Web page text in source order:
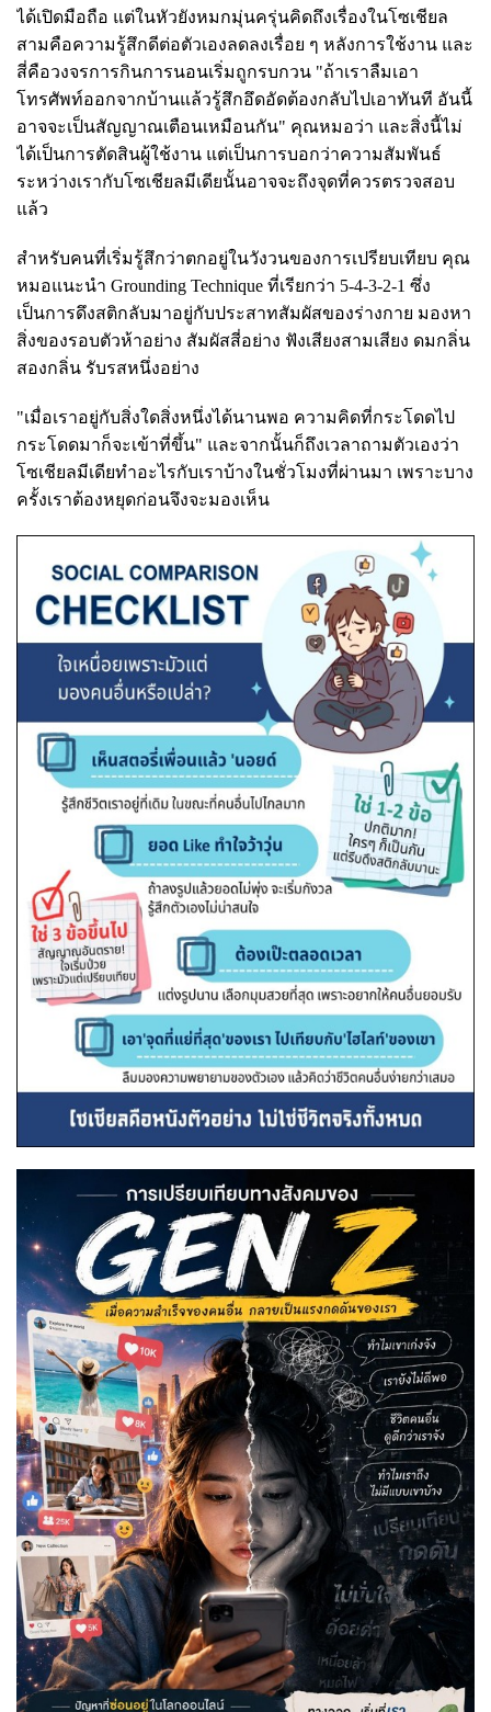
ได้เปิดมือถือ แต่ในหัวยังหมกมุ่นครุ่นคิดถึงเรื่องในโซเชียล
สามคือความรู้สึกดีต่อตัวเองลดลงเรื่อย ๆ หลังการใช้งาน และ
สี่คือวงจรการกินการนอนเริ่มถูกรบกวน "ถ้าเราลืมเอา
โทรศัพท์ออกจากบ้านแล้วรู้สึกอึดอัดต้องกลับไปเอาทันที อันนี้
อาจจะเป็นสัญญาณเตือนเหมือนกัน" คุณหมอว่า และสิ่งนี้ไม่
ได้เป็นการตัดสินผู้ใช้งาน แต่เป็นการบอกว่าความสัมพันธ์
ระหว่างเรากับโซเชียลมีเดียนั้นอาจจะถึงจุดที่ควรตรวจสอบ
แล้ว
สำหรับคนที่เริ่มรู้สึกว่าตกอยู่ในวังวนของการเปรียบเทียบ คุณ
หมอแนะนำ Grounding Technique ที่เรียกว่า 5-4-3-2-1 ซึ่ง
เป็นการดึงสติกลับมาอยู่กับประสาทสัมผัสของร่างกาย มองหา
สิ่งของรอบตัวห้าอย่าง สัมผัสสี่อย่าง ฟังเสียงสามเสียง ดมกลิ่น
สองกลิ่น รับรสหนึ่งอย่าง
"เมื่อเราอยู่กับสิ่งใดสิ่งหนึ่งได้นานพอ ความคิดที่กระโดดไป
กระโดดมาก็จะเข้าที่ขึ้น" และจากนั้นก็ถึงเวลาถามตัวเองว่า
โซเชียลมีเดียทำอะไรกับเราบ้างในชั่วโมงที่ผ่านมา เพราะบาง
ครั้งเราต้องหยุดก่อนจึงจะมองเห็น